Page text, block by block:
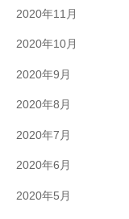
2020年11月
2020年10月
2020年9月
2020年8月
2020年7月
2020年6月
2020年5月